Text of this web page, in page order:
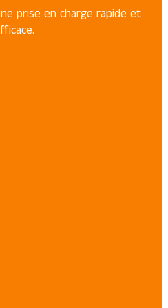
prise en charge rapide et